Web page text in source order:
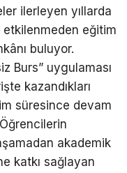
ilerleyen yıllarda
etkilenmeden eğitim
buluyor.
Burs” uygulaması
kazandıkları
süresince devam
akademik
katkı sağlayan